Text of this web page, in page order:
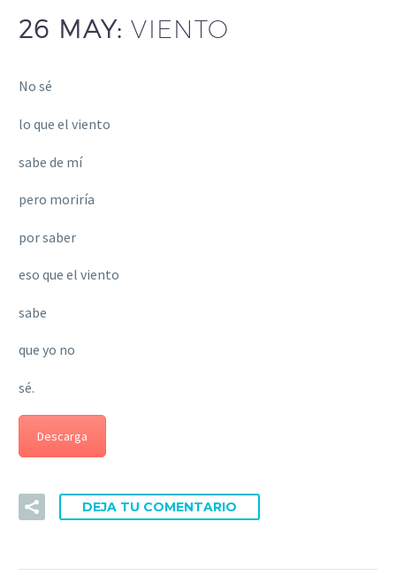
26 MAY:VIENTO
No sé
lo que el viento
sabe de mí
pero moriría
por saber
eso que el viento
sabe
que yo no
sé.
Descarga
DEJA TU COMENTARIO